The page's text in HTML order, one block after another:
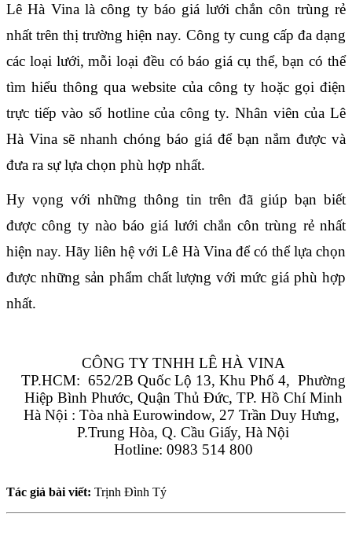
Lê Hà Vina là công ty báo giá lưới chắn côn trùng rẻ
nhất trên thị trường hiện nay. Công ty cung cấp đa dạng
các loại lưới, mỗi loại đều có báo giá cụ thể, bạn có thể
tìm hiểu thông qua website của công ty hoặc gọi điện
trực tiếp vào số hotline của công ty. Nhân viên của Lê
Hà Vina sẽ nhanh chóng báo giá để bạn nắm được và
đưa ra sự lựa chọn phù hợp nhất.
Hy vọng với những thông tin trên đã giúp bạn biết
được công ty nào báo giá lưới chắn côn trùng rẻ nhất
hiện nay. Hãy liên hệ với Lê Hà Vina để có thể lựa chọn
được những sản phẩm chất lượng với mức giá phù hợp
nhất.
CÔNG TY TNHH LÊ HÀ VINA
TP.HCM:  652/2B Quốc Lộ 13, Khu Phố 4,  Phường
Hiệp Bình Phước, Quận Thủ Đức, TP. Hồ Chí Minh
Hà Nội : Tòa nhà Eurowindow, 27 Trần Duy Hưng,
P.Trung Hòa, Q. Cầu Giấy, Hà Nội
Hotline: 0983 514 800
Tác giả bài viết: Trịnh Đình Tý